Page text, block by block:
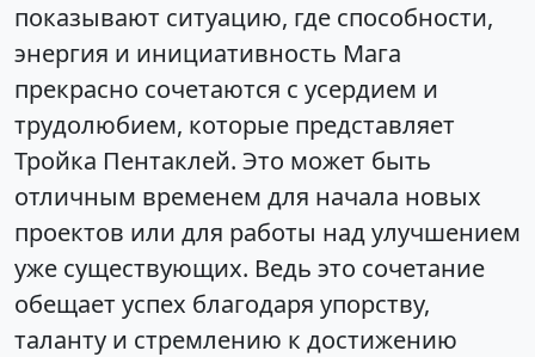
показывают ситуацию, где способности,
энергия и инициативность Мага
прекрасно сочетаются с усердием и
трудолюбием, которые представляет
Тройка Пентаклей. Это может быть
отличным временем для начала новых
проектов или для работы над улучшением
уже существующих. Ведь это сочетание
обещает успех благодаря упорству,
таланту и стремлению к достижению